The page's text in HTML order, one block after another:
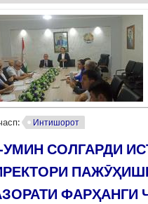
Интишорот
УМИН СОЛГАРДИ
ФАРҲАНГИ